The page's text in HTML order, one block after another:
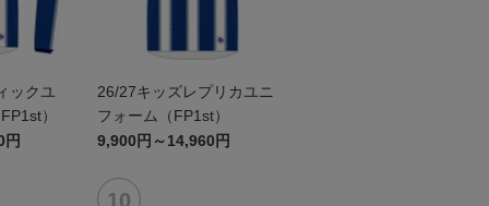
ックユ
）
円
26/27キッズレプリカユニ
フォーム（FP1st）
9,900円～14,960円